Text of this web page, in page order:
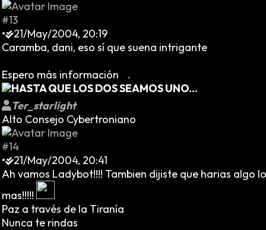
#13
•
21/May/2004, 20:19
Caramba, dani, eso sí que suena intrigante
Espero más información
.
HASTA QUE LOS DOS SEAMOS UNO...
Ter_starlight
Alto Consejo Cybertroniano
#14
•
21/May/2004, 20:41
Ah vamos Ladybot!!!! Tambien dijiste que harias algo
mas!!!!!
Paz a través de la Tiranía
Nunca te rindas